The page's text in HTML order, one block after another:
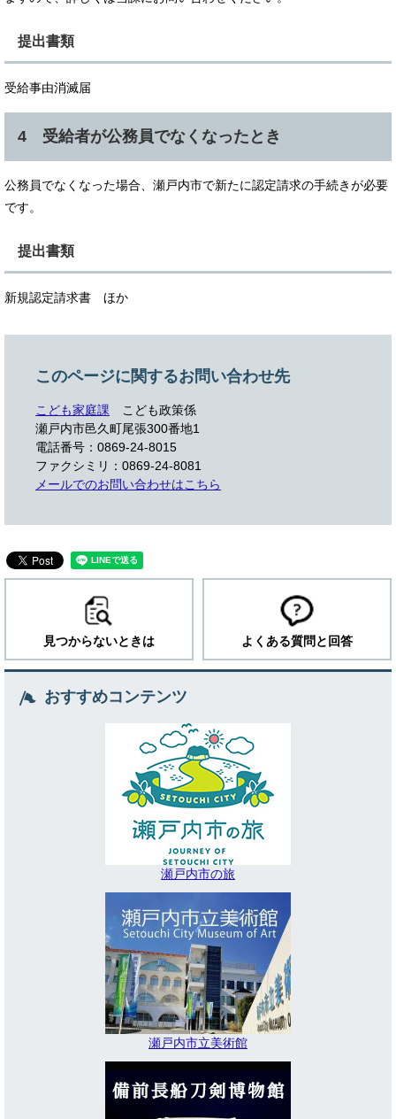
提出書類
受給事由消滅届
4 受給者が公務員でなくなったとき
公務員でなくなった場合、瀬戸内市で新たに認定請求の手続きが必要
です。
提出書類
新規認定請求書 ほか
このページに関するお問い合わせ先
こども家庭課
こども政策係
瀬戸内市邑久町尾張300番地1
電話番号：0869-24-8015
ファクシミリ：0869-24-8081
メールでのお問い合わせはこちら
見つからないときは よくある質問と回答
おすすめコンテンツ
瀬戸内市の旅
瀬戸内市立美術館